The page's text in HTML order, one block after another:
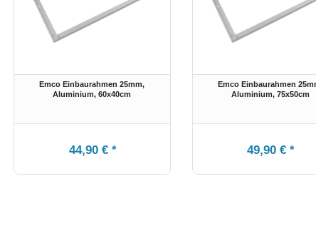
Emco Einbaurahmen 25mm,
Aluminium, 60x40cm
44,90 € *
Emco Einbaurahmen
Aluminium, 75x50cm
49,90 € *